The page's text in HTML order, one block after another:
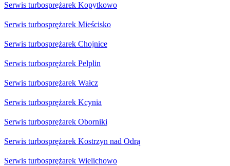
Serwis turbosprężarek Kopytkowo
Serwis turbosprężarek Mieścisko
Serwis turbosprężarek Chojnice
Serwis turbosprężarek Pelplin
Serwis turbosprężarek Wałcz
Serwis turbosprężarek Kcynia
Serwis turbosprężarek Oborniki
Serwis turbosprężarek Kostrzyn nad Odrą
Serwis turbosprężarek Wielichowo